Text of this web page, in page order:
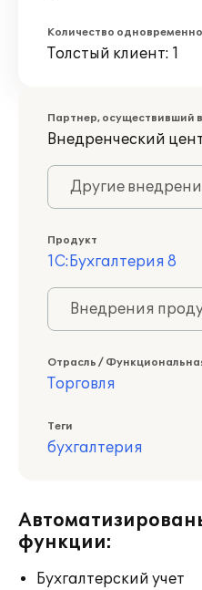
Количество
Толстый клиент: 1
Партнер, осуществивший
Внедренческий
Другие
Продукт
1С:Бухгалтерия 8
Внедрения
Отрасль /
Торговля
Теги
бухгалтерия
функции:
Бухгалтерский учет